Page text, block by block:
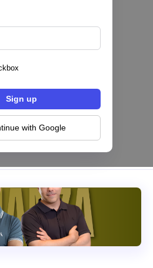
with Google
su app en México